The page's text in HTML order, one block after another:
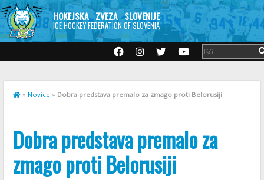
HOKEJSKA ZVEZA SLOVENIJE
ICE HOCKEY FEDERATION OF SLOVENIA
» Novice » Dobra predstava premalo za zmago proti Belorusiji
Dobra predstava premalo za
zmago proti Belorusiji